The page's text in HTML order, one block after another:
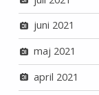
juni 2021
maj 2021
april 2021